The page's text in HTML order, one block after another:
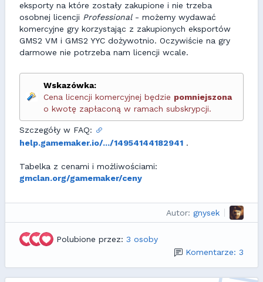
eksporty na które zostały zakupione i nie trzeba
osobnej licencji Professional- możemy wydawać
komercyjne gry korzystając z zakupionych eksportów
GMS2 VM i GMS2 YYC dożywotnio. Oczywiście na gry
darmowe nie potrzeba nam licencji wcale.
Wskazówka:
Cena licencji komercyjnej będzie pomniejszona
o kwotę zapłaconą w ramach subskrypcji.
Szczegóły w FAQ:
help.gamemaker.io/.../14954144182941 .
Tabelka z cenami i możliwościami:
gmclan.org/gamemaker/ceny
Autor: gnysek
Polubione przez: 3 osoby
Komentarze: 3